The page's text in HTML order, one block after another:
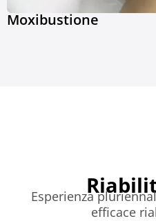
Moxibustione
Esperienza
efficace